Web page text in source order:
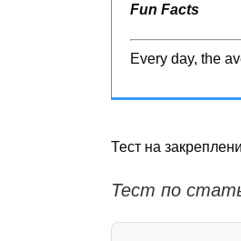
Fun Facts
Every day, the
Тест на
Тест по